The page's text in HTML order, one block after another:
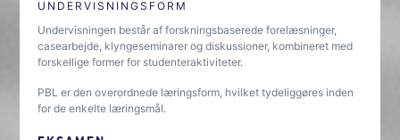
UNDERVISNINGSFORM
Undervisningen består af forskningsbaserede forelæsninger,
casearbejde, klyngeseminarer og diskussioner, kombineret med
forskellige former for studenteraktiviteter.
PBL er den overordnede læringsform, hvilket tydeliggøres inden
for de enkelte læringsmål.